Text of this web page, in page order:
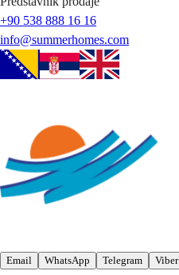
+90 538 888 16 16
info@summerhomes.com
Email WhatsApp Telegram Viber